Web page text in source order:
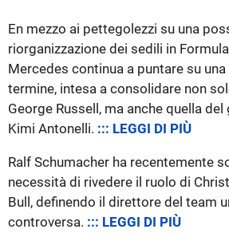
En mezzo ai pettegolezzi su una
riorganizzazione dei sedili in
Mercedes continua a puntare su
termine, intesa a consolidare non
George Russell, ma anche quella del
Kimi Antonelli. ::: LEGGI DI PIÙ
Ralf Schumacher ha recentemente
necessità di rivedere il ruolo di
Bull, definendo il direttore del team
controversa. ::: LEGGI DI PIÙ